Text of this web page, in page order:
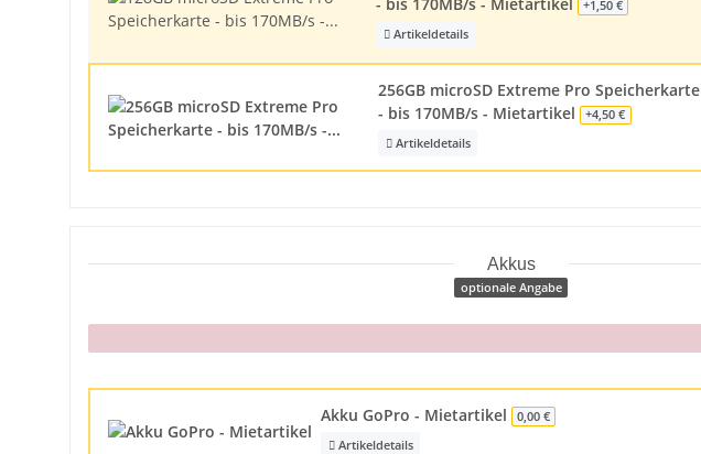
+1,50 €
Artikeldetails
256GB microSD Extreme Pro Speicherkarte
- bis 170MB/s - Mietartikel +4,50 €
Artikeldetails
Akkus
optionale Angabe
x
Akku GoPro - Mietartikel
0,00 €
Artikeldetails